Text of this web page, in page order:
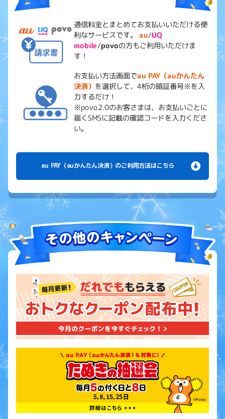
通信料金とまとめてお支払いいただける便
利なサービスです。au/UQ
mobile/povoの方もご利用いただけま
す！
お支払い方法画面でau PAY（auかんたん
決済） を選択して、4桁の暗証番号※を入
力するだけ！
※povo2.0のお客さまは、お支払いごとに
届くSMSに記載の確認コードを入力くださ
い。
au PAY（auかんたん決済）のご利用方法はこちら